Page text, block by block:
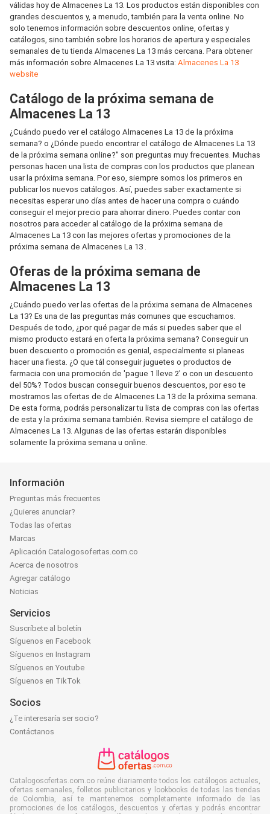
válidas hoy de Almacenes La 13. Los productos están disponibles con
grandes descuentos y, a menudo, también para la venta online. No
solo tenemos información sobre descuentos online, ofertas y
catálogos, sino también sobre los horarios de apertura y especiales
semanales de tu tienda Almacenes La 13 más cercana. Para obtener
más información sobre Almacenes La 13 visita: Almacenes La 13
website
Catálogo de la próxima semana de
Almacenes La 13
¿Cuándo puedo ver el catálogo Almacenes La 13 de la próxima
semana? o ¿Dónde puedo encontrar el catálogo de Almacenes La 13
de la próxima semana online?" son preguntas muy frecuentes. Muchas
personas hacen una lista de compras con los productos que planean
usar la próxima semana. Por eso, siempre somos los primeros en
publicar los nuevos catálogos. Así, puedes saber exactamente si
necesitas esperar uno días antes de hacer una compra o cuándo
conseguir el mejor precio para ahorrar dinero. Puedes contar con
nosotros para acceder al catálogo de la próxima semana de
Almacenes La 13 con las mejores ofertas y promociones de la
próxima semana de Almacenes La 13 .
Oferas de la próxima semana de
Almacenes La 13
¿Cuándo puedo ver las ofertas de la próxima semana de Almacenes
La 13? Es una de las preguntas más comunes que escuchamos.
Después de todo, ¿por qué pagar de más si puedes saber que el
mismo producto estará en oferta la próxima semana? Conseguir un
buen descuento o promoción es genial, especialmente si planeas
hacer una fiesta. ¿O que tál conseguir juguetes o productos de
farmacia con una promoción de 'pague 1 lleve 2' o con un descuento
del 50%? Todos buscan conseguir buenos descuentos, por eso te
mostramos las ofertas de de Almacenes La 13 de la próxima semana.
De esta forma, podrás personalizar tu lista de compras con las ofertas
de esta y la próxima semana también. Revisa siempre el catálogo de
Almacenes La 13. Algunas de las ofertas estarán disponibles
solamente la próxima semana u online.
Información
Preguntas más frecuentes
¿Quieres anunciar?
Todas las ofertas
Marcas
Aplicación Catalogosofertas.com.co
Acerca de nosotros
Agregar catálogo
Noticias
Servicios
Suscríbete al boletín
Síguenos en Facebook
Síguenos en Instagram
Síguenos en Youtube
Síguenos en TikTok
Socios
¿Te interesaría ser socio?
Contáctanos
Catalogosofertas.com.co reúne diariamente todos los catálogos actuales,
ofertas semanales, folletos publicitarios y lookbooks de todas las tiendas
de Colombia, así te mantenemos completamente informado de las
promociones de los catálogos, descuentos y ofertas y podrás encontrar